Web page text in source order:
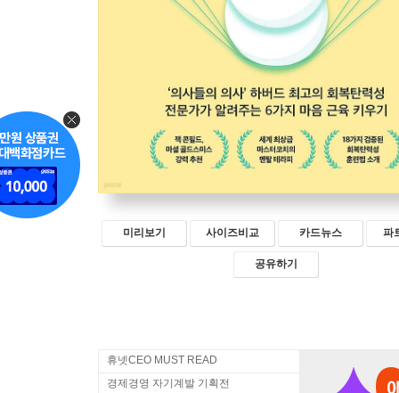
미리보기 사이즈비교 카드뉴스 파
공유하기
휴넷CEO MUST READ
경제경영 자기계발 기획전